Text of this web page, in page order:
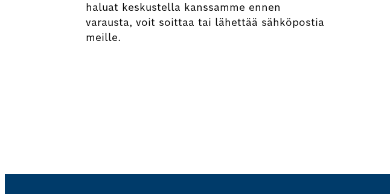
haluat keskustella kanssamme ennen
varausta, voit soittaa tai lähettää sähköpostia
meille.